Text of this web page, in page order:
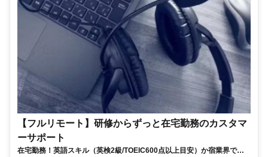
【フルリモート】研修からずっと在宅勤務のカスタマ
ーサポート
在宅勤務！英語スキル（英検2級/TOEIC600点以上目安）か宿業界での